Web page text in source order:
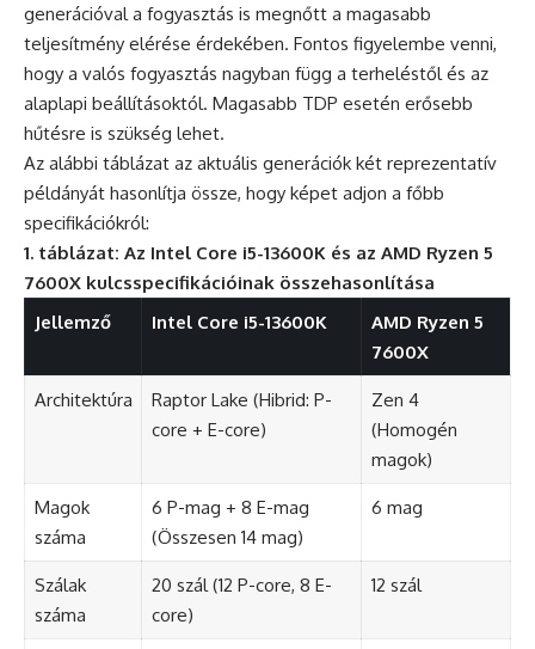
generációval a fogyasztás is megnőtt a magasabb
teljesítmény elérése érdekében. Fontos figyelembe venni,
hogy a valós fogyasztás nagyban függ a terheléstől és az
alaplapi beállításoktól. Magasabb TDP esetén erősebb
hűtésre is szükség lehet.
Az alábbi táblázat az aktuális generációk két reprezentatív
példányát hasonlítja össze, hogy képet adjon a főbb
specifikációkról:
1. táblázat: Az Intel Core i5-13600K és az AMD Ryzen 5
7600X kulcsspecifikációinak összehasonlítása
Jellemző
Intel Core i5-13600K
AMD Ryzen 5
7600X
Architektúra
Raptor Lake (Hibrid: P-
core + E-core)
Zen 4
(Homogén
magok)
Magok
száma
6 P-mag + 8 E-mag
(Összesen 14 mag)
6 mag
Szálak
száma
20 szál (12 P-core, 8 E-
core)
12 szál